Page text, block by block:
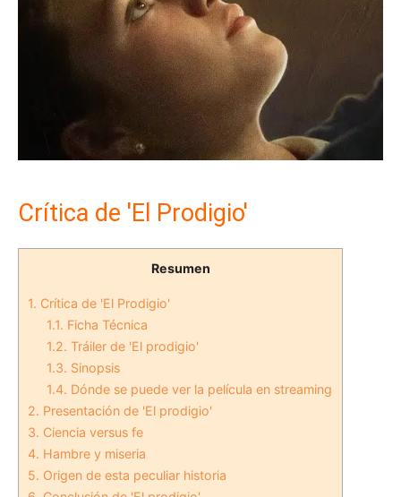
Crítica de 'El Prodigio'
Resumen
1. Crítica de 'El Prodigio'
1.1. Ficha Técnica
1.2. Tráiler de 'El prodigio'
1.3. Sinopsis
1.4. Dónde se puede ver la película en streaming
2. Presentación de 'El prodigio'
3. Ciencia versus fe
4. Hambre y miseria
5. Origen de esta peculiar historia